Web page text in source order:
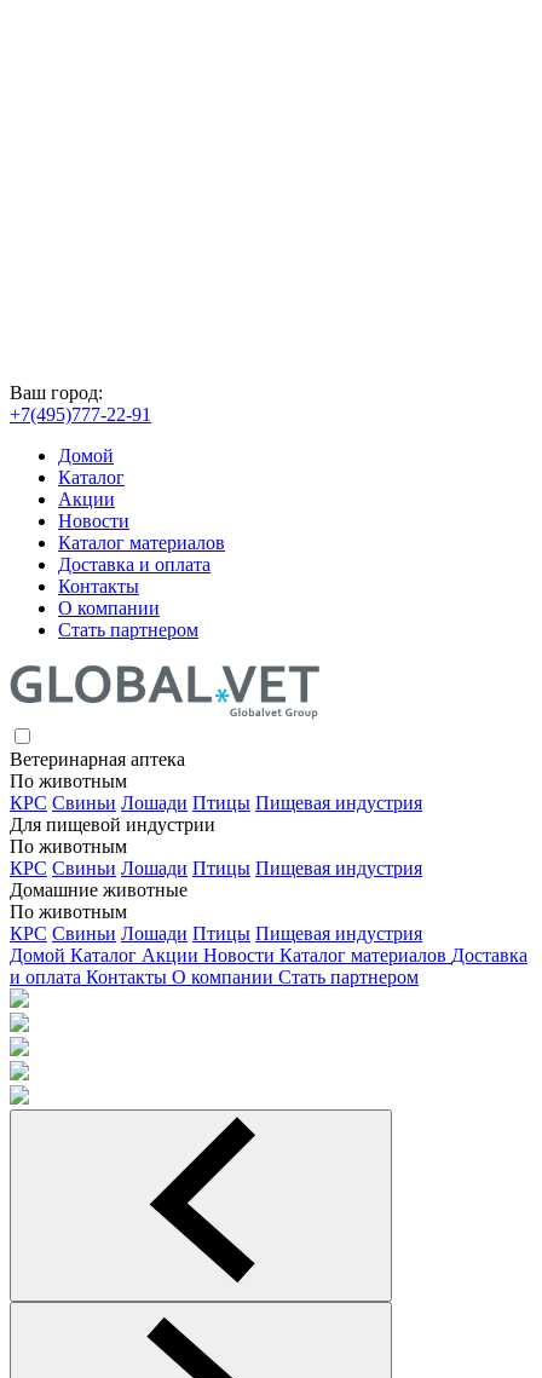
Ваш город:
+7(495)777-22-91
Домой
Каталог
Акции
Новости
Каталог материалов
Доставка и оплата
Контакты
О компании
Стать партнером
Ветеринарная аптека
По животным
КРС Свиньи Лошади Птицы Пищевая индустрия
Для пищевой индустрии
По животным
КРС Свиньи Лошади Птицы Пищевая индустрия
Домашние животные
По животным
КРС Свиньи Лошади Птицы Пищевая индустрия
Домой Каталог Акции Новости Каталог материалов Доставка
и оплата Контакты О компании Стать партнером